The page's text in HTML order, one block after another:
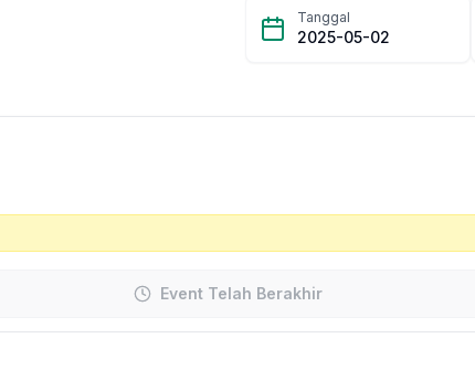
mana satu putarannya
sebagai tempat latihan
Tanggal
2025-05-02
Event Telah Berakhir